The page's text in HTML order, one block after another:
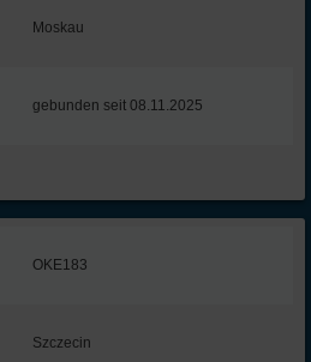
Moskau
gebunden seit 08.11.2025
OKE183
Szczecin